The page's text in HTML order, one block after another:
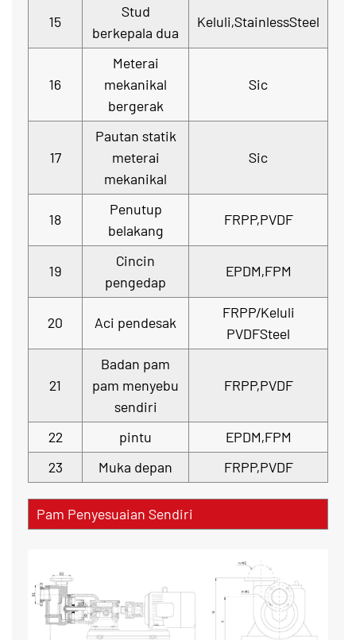
15
Stud
berkepala dua
Keluli,StainlessSteel
16
Meterai
mekanikal
bergerak
Sic
17
Pautan statik
meterai
mekanikal
Sic
18
Penutup
belakang
FRPP,PVDF
19
Cincin
pengedap
EPDM,FPM
20 Aci pendesak
FRPP/Keluli
PVDFSteel
21
Badan pam
pam menyebu
sendiri
FRPP,PVDF
22 pintu
EPDM,FPM
23
Muka depan FRPP,PVDF
Pam Penyesuaian Sendiri